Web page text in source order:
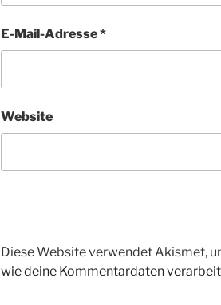
E-Mail-Adresse*
Website
Diese Website verwendet Akismet,
wie deine Kommentardaten